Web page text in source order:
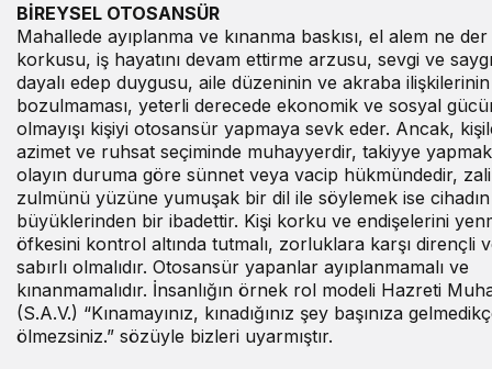
BİREYSEL OTOSANSÜR
Mahallede ayıplanma ve kınanma baskısı, el alem ne der
korkusu, iş hayatını devam ettirme arzusu, sevgi ve
dayalı edep duygusu, aile düzeninin ve akraba ilişkilerinin
bozulmaması, yeterli derecede ekonomik ve sosyal
olmayışı kişiyi otosansür yapmaya sevk eder. Ancak,
azimet ve ruhsat seçiminde muhayyerdir, takiyye yapmak
olayın duruma göre sünnet veya vacip hükmündedir,
zulmünü yüzüne yumuşak bir dil ile söylemek ise
büyüklerinden bir ibadettir. Kişi korku ve endişelerini
öfkesini kontrol altında tutmalı, zorluklara karşı dirençli
sabırlı olmalıdır. Otosansür yapanlar ayıplanmamalı ve
kınanmamalıdır. İnsanlığın örnek rol modeli Hazreti
(S.A.V.) “Kınamayınız, kınadığınız şey başınıza
ölmezsiniz.” sözüyle bizleri uyarmıştır.